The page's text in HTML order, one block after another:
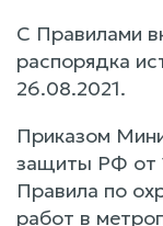
С Правилами
распорядка
26.08.2021.
Приказом
защиты РФ от
Правила по
работ в